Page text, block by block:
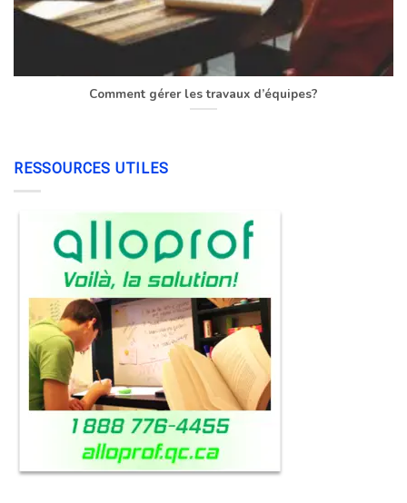
Comment gérer les travaux d’équipes?
RESSOURCES UTILES